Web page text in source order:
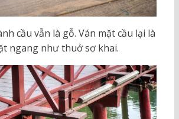
cầu vẫn là gỗ. Ván mặt cầu lại là
ngang như thuở sơ khai.